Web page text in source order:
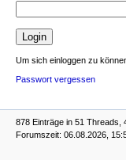
Um sich einloggen zu
Passwort vergessen
878 Einträge in 51 Threads,
Forumszeit: 06.08.2026,